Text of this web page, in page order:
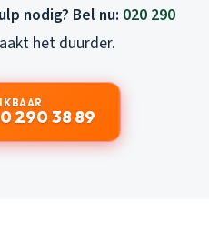
nodig? Bel nu: 020 290
het duurder.
290 38 89